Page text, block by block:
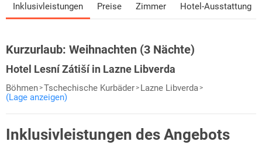
Inklusivleistungen Preise Zimmer Hotel-Ausstattung
Kurzurlaub: Weihnachten (3 Nächte)
Hotel Lesní Zátiší in Lazne Libverda
Böhmen Tschechische Kurbäder
Lazne Libverda
(Lage anzeigen)
Inklusivleistungen des Angebots